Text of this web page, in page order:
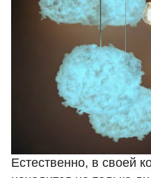
Естественно, в своей